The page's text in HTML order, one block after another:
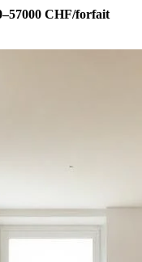
CHF/forfait